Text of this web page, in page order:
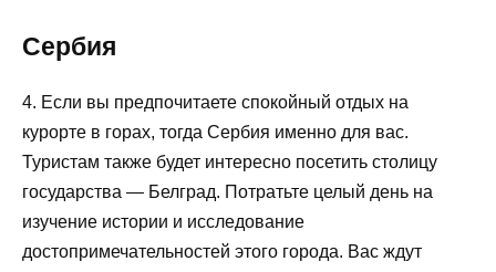
Сербия
4. Если вы предпочитаете спокойный отдых на
курорте в горах, тогда Сербия именно для вас.
Туристам также будет интересно посетить столицу
государства — Белград. Потратьте целый день на
изучение истории и исследование
достопримечательностей этого города. Вас ждут